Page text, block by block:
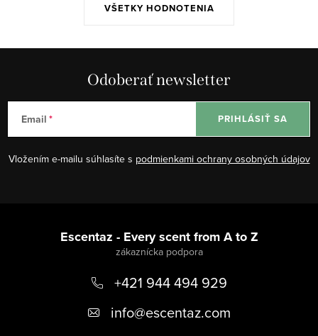
VŠETKY HODNOTENIA
Odoberať newsletter
Email
Vložením e-mailu súhlasíte s podmienkami ochrany osobných údajov
PRIHLÁSIŤ SA
Escentaz - Every scent from A to Z
+421 944 494 929
info@escentaz.com